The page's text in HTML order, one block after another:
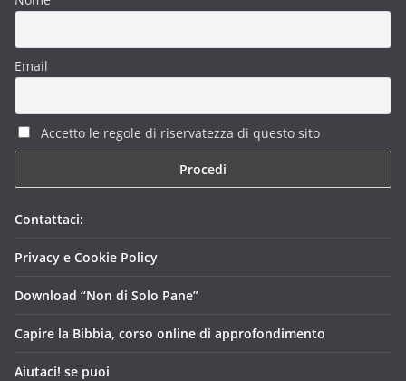
Email
Accetto le regole di riservatezza di questo sito
Contattaci:
Privacy e Cookie Policy
Download “Non di Solo Pane”
Capire la Bibbia, corso online di approfondimento
Aiutaci! se puoi